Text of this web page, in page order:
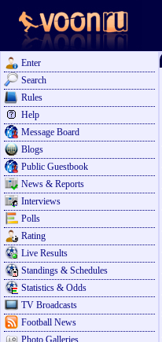
Enter
Search
Rules
Help
Message Board
Blogs
Public Guestbook
News & Reports
Interviews
Polls
Rating
Live Results
Standings & Schedules
Statistics & Odds
TV Broadcasts
Football News
Photo Galleries